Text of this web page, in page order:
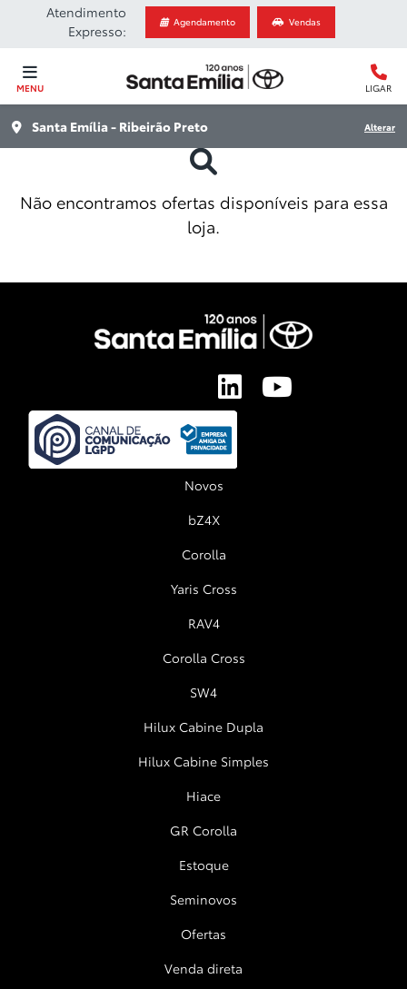
Atendimento
Expresso:
Agendamento Vendas
MENU LIGAR
Santa Emília - Ribeirão Preto Alterar
Não encontramos ofertas disponíveis para essa
loja.
Novos
bZ4X
Corolla
Yaris Cross
RAV4
Corolla Cross
SW4
Hilux Cabine Dupla
Hilux Cabine Simples
Hiace
GR Corolla
Estoque
Seminovos
Ofertas
Venda direta